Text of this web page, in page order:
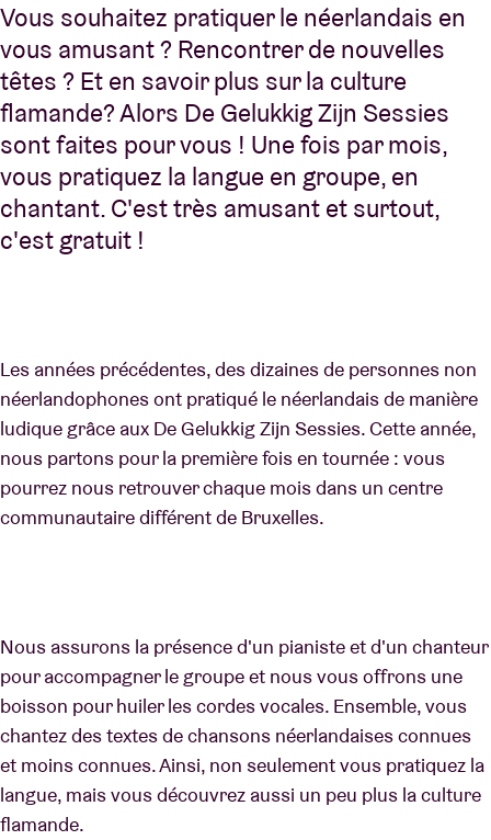
Vous souhaitez pratiquer le néerlandais en
vous amusant ? Rencontrer de nouvelles
têtes ? Et en savoir plus sur la culture
flamande? Alors De Gelukkig Zijn Sessies
sont faites pour vous ! Une fois par mois,
vous pratiquez la langue en groupe, en
chantant. C'est très amusant et surtout,
c'est gratuit !
Les années précédentes, des dizaines de personnes non
néerlandophones ont pratiqué le néerlandais de manière
ludique grâce aux De Gelukkig Zijn Sessies. Cette année,
nous partons pour la première fois en tournée : vous
pourrez nous retrouver chaque mois dans un centre
communautaire différent de Bruxelles.
Nous assurons la présence d'un pianiste et d'un chanteur
pour accompagner le groupe et nous vous offrons une
boisson pour huiler les cordes vocales. Ensemble, vous
chantez des textes de chansons néerlandaises connues
et moins connues. Ainsi, non seulement vous pratiquez la
langue, mais vous découvrez aussi un peu plus la culture
flamande.